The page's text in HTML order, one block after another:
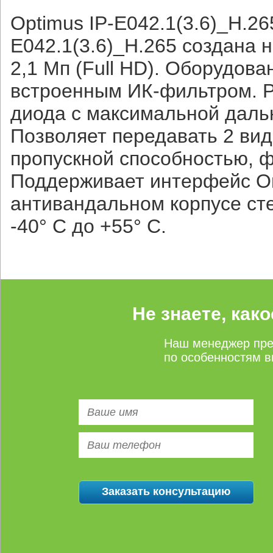
Optimus IP-
E042.1(3.6)_H.265 создана
2,1 Мп (Full HD).
встроенным ИК-фильтром.
диода с максимальной
Позволяет передавать 2
пропускной способностью,
Поддерживает интерфейс
антивандальном корпусе
-40° С до +55° С.
Не знаете,
Наш менеджер
по особенностям